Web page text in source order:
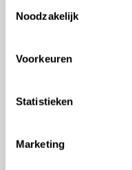
Noodzakelijk
Voorkeuren
Statistieken
Marketing
Wij kunnen niet
slecht functioneren
rechtstreekse of
oplopen. Wij behouden
van overmacht de